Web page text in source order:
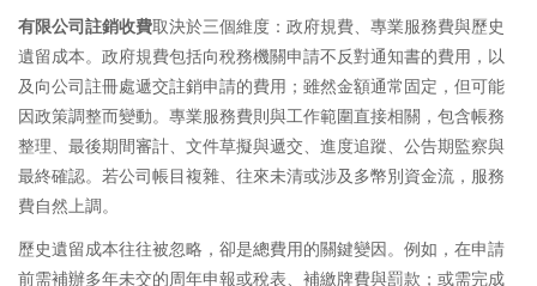
有限公司註銷收費取決於三個維度：政府規費、專業服務費與歷史
遺留成本。政府規費包括向稅務機關申請不反對通知書的費用，以
及向公司註冊處遞交註銷申請的費用；雖然金額通常固定，但可能
因政策調整而變動。專業服務費則與工作範圍直接相關，包含帳務
整理、最後期間審計、文件草擬與遞交、進度追蹤、公告期監察與
最終確認。若公司帳目複雜、往來未清或涉及多幣別資金流，服務
費自然上調。
歷史遺留成本往往被忽略，卻是總費用的關鍵變因。例如，在申請
前需補辦多年未交的周年申報或稅表、補繳牌費與罰款；或需完成